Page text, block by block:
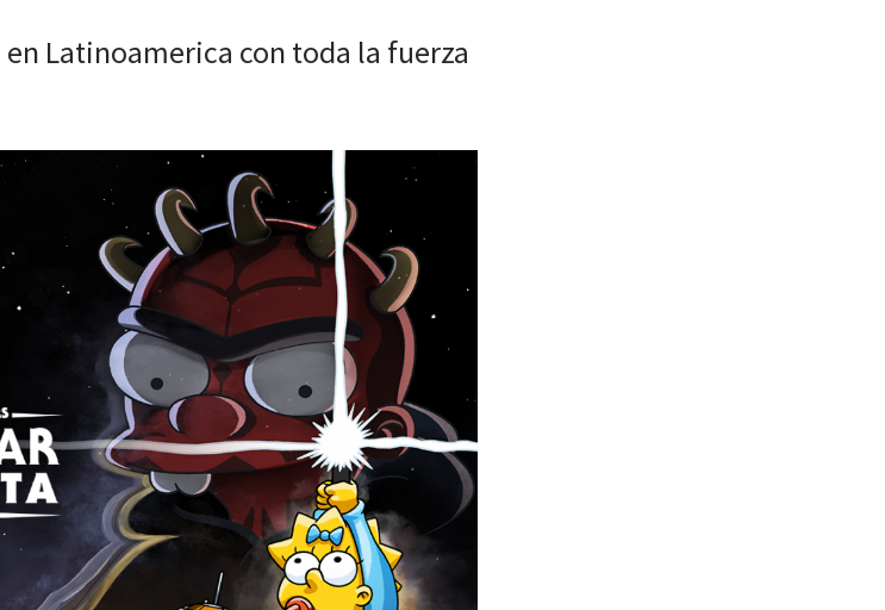
Latinoamerica con toda la fuerza